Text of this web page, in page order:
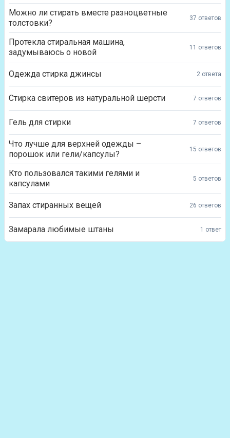
Можно ли стирать вместе разноцветные
толстовки?
37 ответов
Протекла стиральная машина,
задумываюсь о новой
11 ответов
Одежда стирка джинсы 2 ответа
Стирка свитеров из натуральной шерсти 7 ответов
Гель для стирки 7 ответов
Что лучше для верхней одежды –
порошок или гели/капсулы?
15 ответов
Кто пользовался такими гелями и
капсулами
5 ответов
Запах стиранных вещей 26 ответов
Замарала любимые штаны 1 ответ